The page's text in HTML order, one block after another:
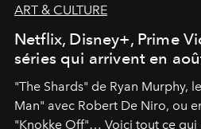
ART & CULTURE
Netflix, Disney+, Prime
séries qui arrivent en
"The Shards" de Ryan Murphy,
Man" avec Robert De Niro, ou
"Knokke Off"… Voici tout ce qui